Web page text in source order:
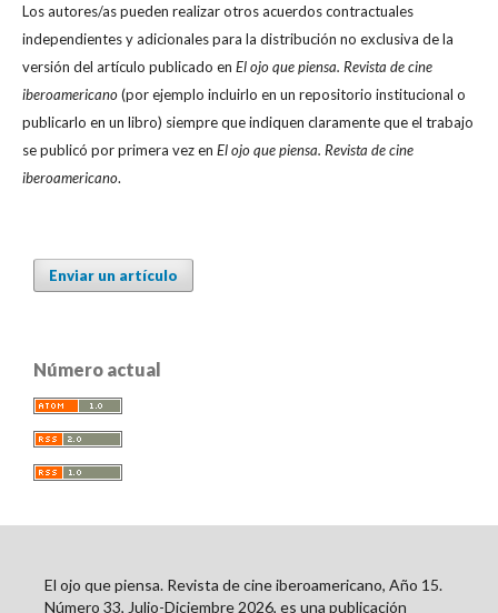
Los autores/as pueden realizar otros acuerdos contractuales
independientes y adicionales para la distribución no exclusiva de la
versión del artículo publicado en El ojo que piensa. Revista de cine
iberoamericano(por ejemplo incluirlo en un repositorio institucional o
publicarlo en un libro) siempre que indiquen claramente que el trabajo
se publicó por primera vez en El ojo que piensa. Revista de cine
iberoamericano.
Enviar un artículo
Número actual
El ojo que piensa. Revista de cine iberoamericano, Año 15.
Número 33, Julio-Diciembre 2026, es una publicación